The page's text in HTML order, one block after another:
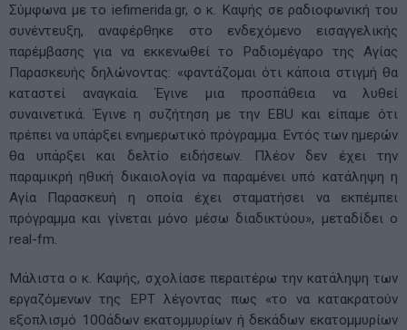
Σύμφωνα με το iefimerida.gr, ο κ. Καψής σε ραδιοφωνική του
συνέντευξη, αναφέρθηκε στο ενδεχόμενο εισαγγελικής
παρέμβασης για να εκκενωθεί το Ραδιομέγαρο της Αγίας
Παρασκευής δηλώνοντας: «φαντάζομαι ότι κάποια στιγμή θα
καταστεί αναγκαία. Έγινε μια προσπάθεια να λυθεί
συναινετικά. Έγινε η συζήτηση με την EBU και είπαμε ότι
πρέπει να υπάρξει ενημερωτικό πρόγραμμα. Εντός των ημερών
θα υπάρξει και δελτίο ειδήσεων. Πλέον δεν έχει την
παραμικρή ηθική δικαιολογία να παραμένει υπό κατάληψη η
Αγία Παρασκευή η οποία έχει σταματήσει να εκπέμπει
πρόγραμμα και γίνεται μόνο μέσω διαδικτύου», μεταδίδει ο
real-fm.
Μάλιστα ο κ. Καψής, σχολίασε περαιτέρω την κατάληψη των
εργαζόμενων της ΕΡΤ λέγοντας πως «το να κατακρατούν
εξοπλισμό 100άδων εκατομμυρίων ή δεκάδων εκατομμυρίων